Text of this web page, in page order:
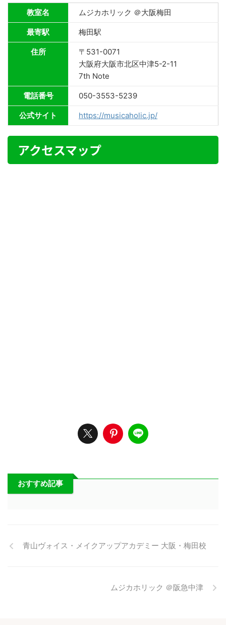
教室名 ムジカホリック ＠大阪梅田
最寄駅 梅田駅
住所
〒531-0071
大阪府大阪市北区中津5-2-11
7th Note
電話番号 050-3553-5239
公式サイト https://musicaholic.jp/
アクセスマップ
おすすめ記事
青山ヴォイス・メイクアップアカデミー 大阪・梅田校
ムジカホリック ＠阪急中津